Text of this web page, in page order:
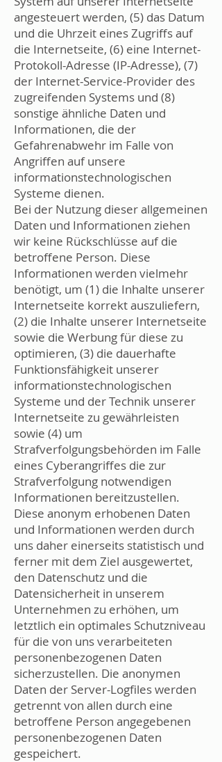
angesteuert werden, (5) das Datum
und die Uhrzeit eines Zugriffs auf
die Internetseite, (6) eine Internet-
Protokoll-Adresse (IP-Adresse), (7)
der Internet-Service-Provider des
zugreifenden Systems und (8)
sonstige ähnliche Daten und
Informationen, die der
Gefahrenabwehr im Falle von
Angriffen auf unsere
informationstechnologischen
Systeme dienen.
Bei der Nutzung dieser allgemeinen
Daten und Informationen ziehen
wir keine Rückschlüsse auf die
betroffene Person. Diese
Informationen werden vielmehr
benötigt, um (1) die Inhalte unserer
Internetseite korrekt auszuliefern,
(2) die Inhalte unserer Internetseite
sowie die Werbung für diese zu
optimieren, (3) die dauerhafte
Funktionsfähigkeit unserer
informationstechnologischen
Systeme und der Technik unserer
Internetseite zu gewährleisten
sowie (4) um
Strafverfolgungsbehörden im Falle
eines Cyberangriffes die zur
Strafverfolgung notwendigen
Informationen bereitzustellen.
Diese anonym erhobenen Daten
und Informationen werden durch
uns daher einerseits statistisch und
ferner mit dem Ziel ausgewertet,
den Datenschutz und die
Datensicherheit in unserem
Unternehmen zu erhöhen, um
letztlich ein optimales Schutzniveau
für die von uns verarbeiteten
personenbezogenen Daten
sicherzustellen. Die anonymen
Daten der Server-Logfiles werden
getrennt von allen durch eine
betroffene Person angegebenen
personenbezogenen Daten
gespeichert.